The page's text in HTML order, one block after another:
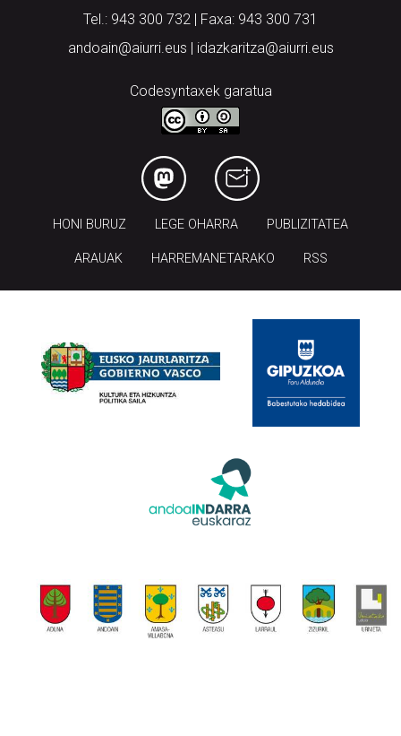
Tel.: 943 300 732 | Faxa: 943 300 731
andoain@aiurri.eus | idazkaritza@aiurri.eus
Codesyntaxek garatua
HONI BURUZ LEGE OHARRA PUBLIZITATEA
ARAUAK HARREMANETARAKO RSS